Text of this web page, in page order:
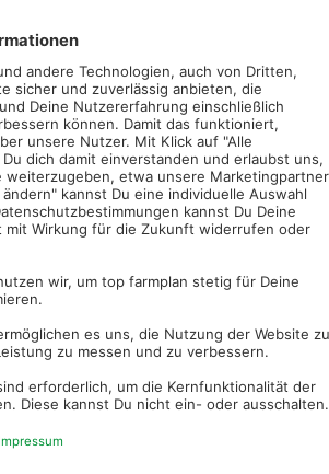
auf dem Laufenden!
Tipps und hilfreiche Anleitungen!
dich kostenlos!
einfach und bequem!
registrieren & sofort starten